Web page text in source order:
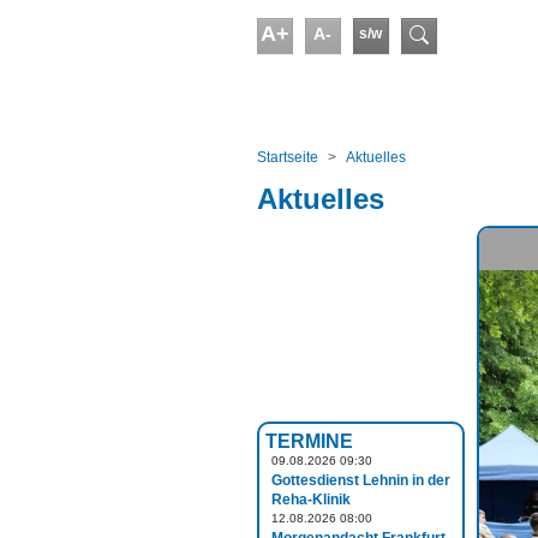
A+ A- s/w
Startseite
Aktuelles
Aktuelles
TERMINE
09.08.2026 09:30
Gottesdienst Lehnin in der
Reha-Klinik
12.08.2026 08:00